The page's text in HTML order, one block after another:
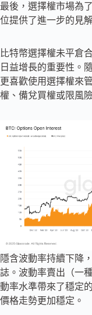
最後，選​​擇權市場為
位提供了進一步的見
比特幣選擇權未平倉
日益增長的重要性。
更喜歡使用選擇權來
權、備兌買權或限風
隱含波動率持續下降
誌。波動率賣出（一
動率水準帶來了穩定
價格走勢更加穩定。